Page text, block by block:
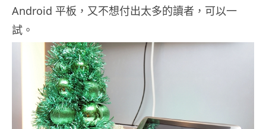
Android 平板，又不想付出太多的讀者，可以一
試。